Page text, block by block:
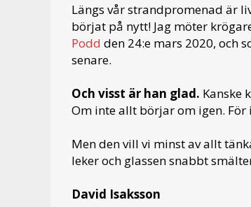
Längs vår strandpromenad är
börjat på nytt! Jag möter
Podd den 24:e mars 2020, och
senare.
Och visst är han glad. Kanske
Om inte allt börjar om igen.
Men den vill vi minst av allt
leker och glassen snabbt
David Isaksson